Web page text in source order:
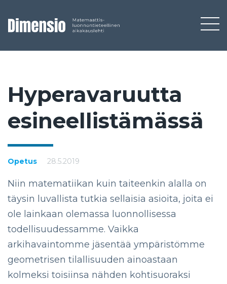
Hy­pe­ra­va­ruut­ta
esi­neel­lis­tä­mäs­sä
Opetus 28.5.2019
Niin matematiikan kuin taiteenkin alalla on
täysin luvallista tutkia sellaisia asioita, joita ei
ole lainkaan olemassa luonnollisessa
todellisuudessamme. Vaikka
arkihavaintomme jäsentää ympäristömme
geometrisen tilallisuuden ainoastaan
kolmeksi toisiinsa nähden kohtisuoraksi